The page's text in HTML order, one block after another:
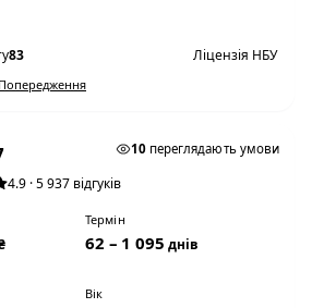
83 Ліцензія НБУ
Попередження
10переглядають умови
4.9 · 5 937 відгуків
Термін
62 – 1 095днів
Вік